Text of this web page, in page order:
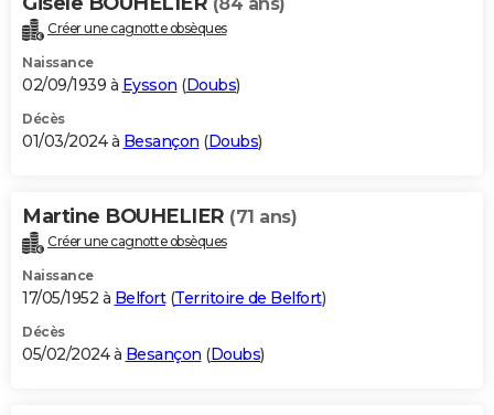
Créer une cagnotte obsèques
Naissance
02/09/1939 à Eysson (Doubs)
Décès
01/03/2024 à Besançon (Doubs)
Martine BOUHELIER (71 ans)
Créer une cagnotte obsèques
Naissance
17/05/1952 à Belfort(Territoire de Belfort)
Décès
05/02/2024 à Besançon (Doubs)